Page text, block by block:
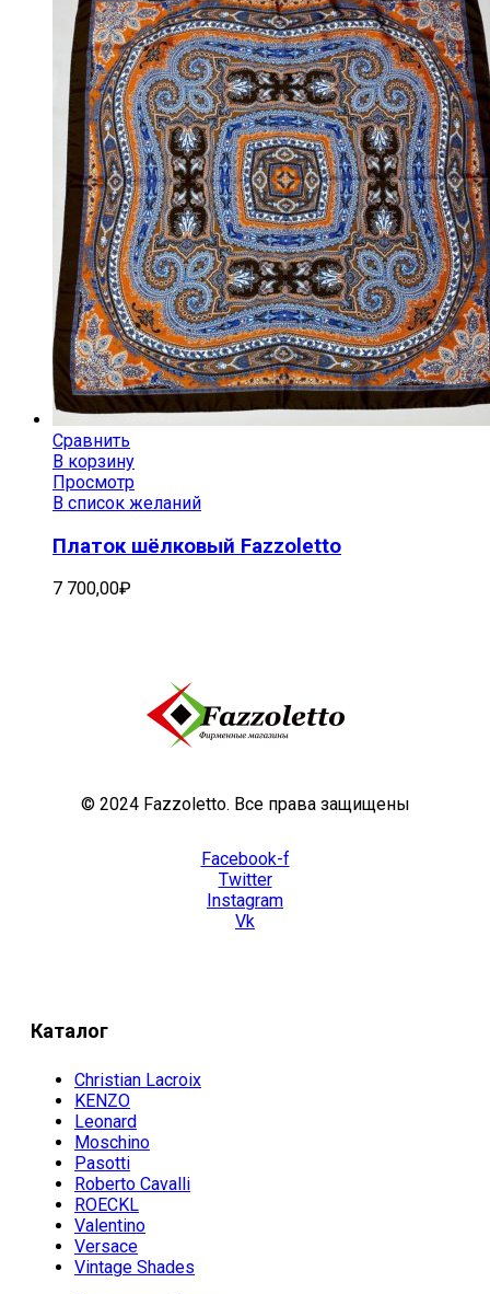
Сравнить
В корзину
Просмотр
В список желаний
Платок шёлковый Fazzoletto
7 700,00₽
© 2024 Fazzoletto. Все права защищены
Facebook-f
Twitter
Instagram
Vk
Каталог
Christian Lacroix
KENZO
Leonard
Moschino
Pasotti
Roberto Cavalli
ROECKL
Valentino
Versace
Vintage Shades